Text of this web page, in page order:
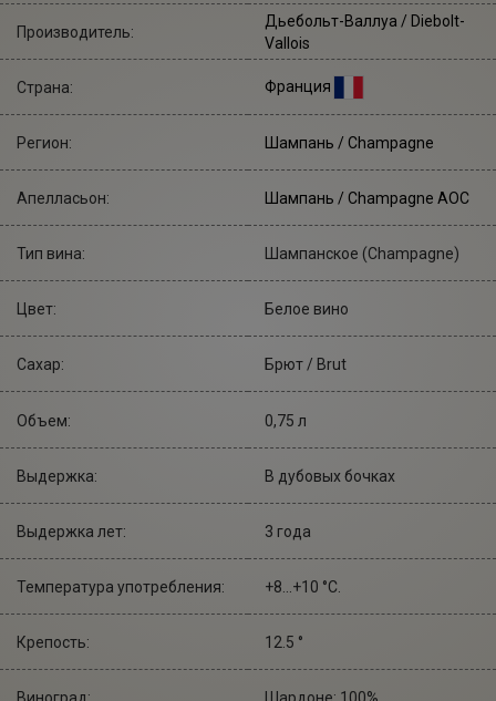
Производитель:
Дьебольт-Валлуа / Diebolt-
Vallois
Страна: Франция
Регион: Шампань / Champagne
Апелласьон: Шампань / Champagne AOC
Тип вина: Шампанское (Champagne)
Цвет: Белое вино
Сахар: Брют / Brut
Объем: 0,75 л
Выдержка: В дубовых бочках
Выдержка лет: 3 года
Температура употребления: +8...+10 °С.
Крепость: 12.5 °
Виноград: Шардоне: 100%